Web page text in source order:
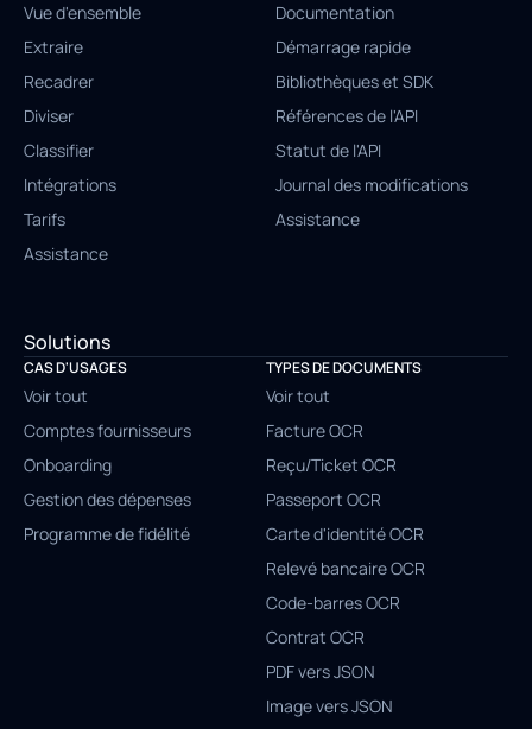
Vue d'ensemble
Extraire
Recadrer
Diviser
Classifier
Intégrations
Tarifs
Assistance
Solutions
CAS D'USAGES
Voir tout
Comptes fournisseurs
Onboarding
Gestion des dépenses
Programme de fidélité
TYPES DE DOCUMENTS
Voir tout
Facture OCR
Reçu/Ticket OCR
Passeport OCR
Carte d'identité OCR
Relevé bancaire OCR
Code-barres OCR
Contrat OCR
PDF vers JSON
Image vers JSON
Documentation
Démarrage rapide
Bibliothèques et SDK
Références de l'API
Statut de l'API
Journal des modifications
Assistance